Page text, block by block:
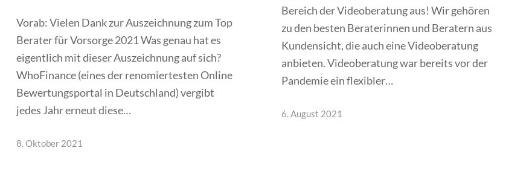
Vorab: Vielen Dank zur Auszeichnung zum Top
Berater für Vorsorge 2021 Was genau hat es
eigentlich mit dieser Auszeichnung auf sich?
WhoFinance (eines der renomiertesten Online
Bewertungsportal in Deutschland) vergibt
jedes Jahr erneut diese…
8. Oktober 2021
Bereich der Videoberatung aus! Wir gehören
zu den besten Beraterinnen und Beratern aus
Kundensicht, die auch eine Videoberatung
anbieten. Videoberatung war bereits vor der
Pandemie ein flexibler…
6. August 2021